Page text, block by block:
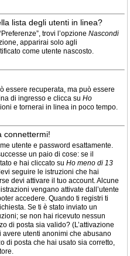
lista degli utenti in linea?
trovi l’opzione Nascondi
apparirai solo agli
come utente nascosto.
essere recuperata, ma può essere
di ingresso e clicca su Ho
e tornerai in linea in poco tempo.
connettermi!
utente e password esattamente.
un paio di cose: se il
e hai cliccato su Ho meno di 13
seguire le istruzioni che hai
devi attivare il tuo account. Alcune
vengano attivate dall’utente
accedere. Quando ti registri ti
Se ti è stato inviato un
se non hai ricevuto nessun
di posta sia valido? (L’attivazione
utenti anonimi che abusano
di posta che hai usato sia corretto,